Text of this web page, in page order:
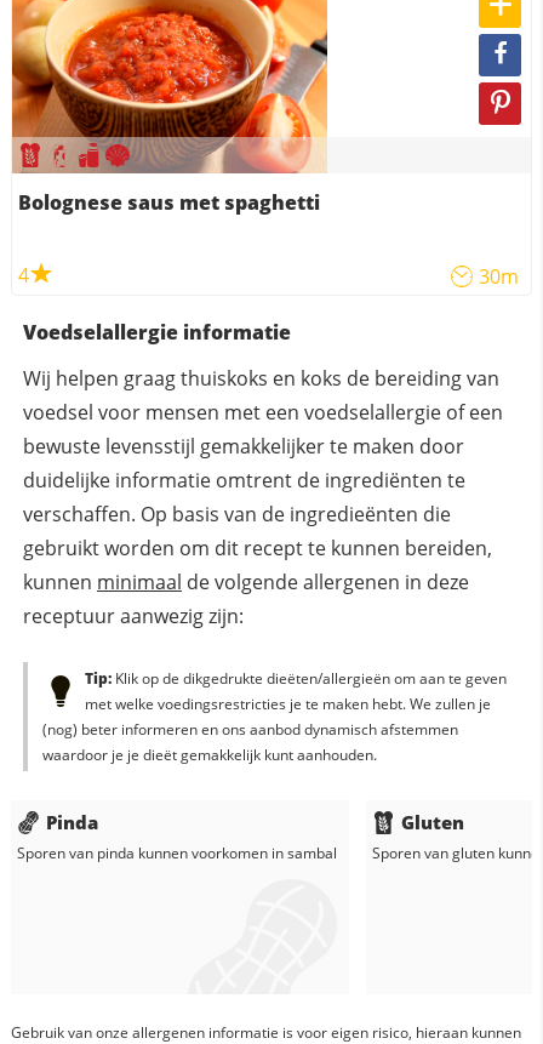
Bolognese saus met spaghetti
4 30m
Voedselallergie informatie
Wij helpen graag thuiskoks en koks de bereiding van
voedsel voor mensen met een voedselallergie of een
bewuste levensstijl gemakkelijker te maken door
duidelijke informatie omtrent de ingrediënten te
verschaffen. Op basis van de ingredieënten die
gebruikt worden om dit recept te kunnen bereiden,
kunnen minimaal de volgende allergenen in deze
receptuur aanwezig zijn:
Tip:Klik op de dikgedrukte dieëten/allergieën om aan te geven
met welke voedingsrestricties je te maken hebt. We zullen je
(nog) beter informeren en ons aanbod dynamisch afstemmen
waardoor je je dieët gemakkelijk kunt aanhouden.
Pinda
Sporen van pinda kunnen voorkomen insambal
Gluten
Sporen van gluten
Gebruik van onze allergenen informatie is voor eigen risico, hieraan kunnen